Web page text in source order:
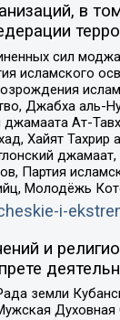
в
сил
исламского
Джабха аль-
Ат-
Хайят
Партия
Молодёжь
i-
и
земли